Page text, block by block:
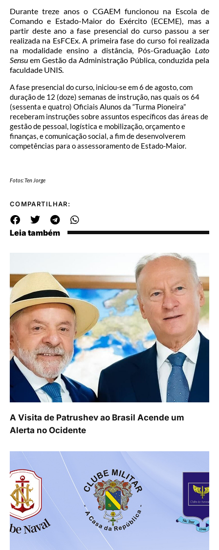
Durante treze anos o CGAEM funcionou na Escola de
Comando e Estado-Maior do Exército (ECEME), mas a
partir deste ano a fase presencial do curso passou a ser
realizada na EsFCEx. A primeira fase do curso foi realizada
na modalidade ensino a distância, Pós-Graduação Lato
Sensu em Gestão da Administração Pública, conduzida pela
faculdade UNIS.
A fase presencial do curso, iniciou-se em 6 de agosto, com
duração de 12 (doze) semanas de instrução, nas quais os 64
(sessenta e quatro) Oficiais Alunos da “Turma Pioneira”
receberam instruções sobre assuntos específicos das áreas de
gestão de pessoal, logística e mobilização, orçamento e
finanças, e comunicação social, a fim de desenvolverem
competências para o assessoramento de Estado-Maior.
Fotos:Ten Jorge
COMPARTILHAR:
Leia também
A Visita de Patrushev ao Brasil Acende um
Alerta no Ocidente